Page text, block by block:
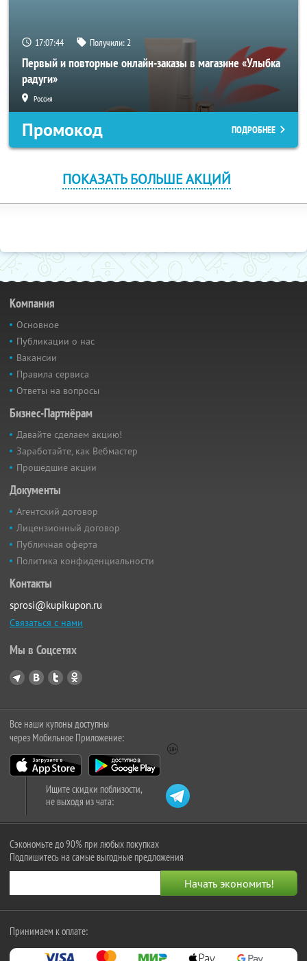
17:07:44 Получили:2
Первый и повторные онлайн-заказы в магазине «Улыбка
радуги»
Россия
Промокод ПОДРОБНЕЕ
ПОКАЗАТЬ БОЛЬШЕ АКЦИЙ
Компания
Основное
Публикации о нас
Вакансии
Правила сервиса
Ответы на вопросы
Бизнес-Партнёрам
Давайте сделаем акцию!
Заработайте, как Вебмастер
Прошедшие акции
Документы
Агентский договор
Лицензионный договор
Публичная оферта
Политика конфиденциальности
Контакты
sprosi@kupikupon.ru
Связаться с нами
Мы в Соцсетях
Все наши купоны доступны
через Мобильное Приложение:
Ищите скидки поблизости,
не выходя из чата:
Сэкономьте до 90% при любых покупках
Подпишитесь на самые выгодные предложения
Принимаем к оплате: